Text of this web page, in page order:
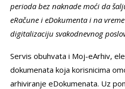
perioda bez naknade moći da
eRačune i eDokumenta i na
digitalizaciju svakodnevnog
Servis obuhvata i Moj-eArhiv,
dokumenata koja korisnicima
arhiviranje eDokumenata. Uz